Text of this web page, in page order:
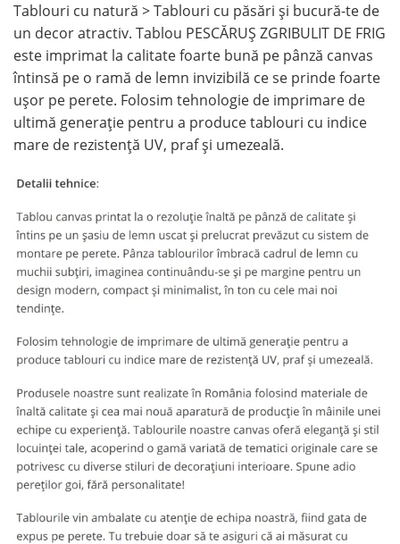
Tablouri cu natură > Tablouri cu păsări și bucură-te de
un decor atractiv. Tablou PESCĂRUȘ ZGRIBULIT DE FRIG
este imprimat la calitate foarte bună pe pânză canvas
întinsă pe o ramă de lemn invizibilă ce se prinde foarte
ușor pe perete. Folosim tehnologie de imprimare de
ultimă generație pentru a produce tablouri cu indice
mare de rezistență UV, praf și umezeală.